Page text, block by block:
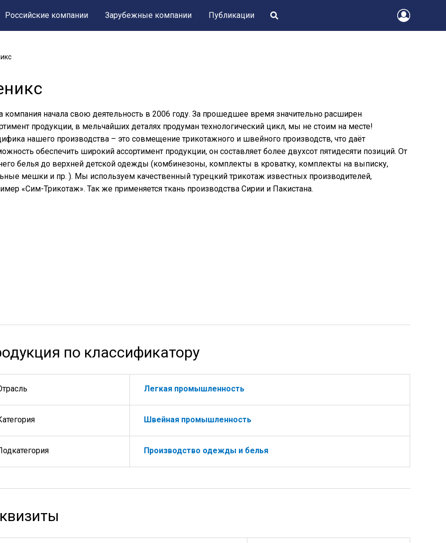
Российские компании Зарубежные компании Публикации
компания начала свою деятельность в 2006 году. За прошедшее время значительно расширен
продукции, в мельчайших деталях продуман технологический цикл, мы не стоим на месте!
нашего производства – это совмещение трикотажного и швейного производств, что даёт
обеспечить широкий ассортимент продукции, он составляет более двухсот пятидесяти позиций. От
белья до верхней детской одежды (комбинезоны, комплекты в кроватку, комплекты на выписку,
мешки и пр. ). Мы используем качественный турецкий трикотаж известных производителей,
«Сим-Трикотаж». Так же применяется ткань производства Сирии и Пакистана.
по классификатору
Легкая промышленность
Швейная промышленность
Производство одежды и белья